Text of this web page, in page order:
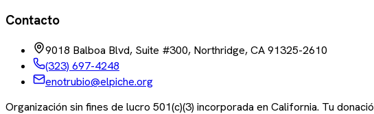
Contacto
9018 Balboa Blvd, Suite #300, Northridge, CA 91325-2610
(323) 697-4248
enotrubio@elpiche.org
Organización sin fines de lucro 501(c)(3) incorporada en California. Tu